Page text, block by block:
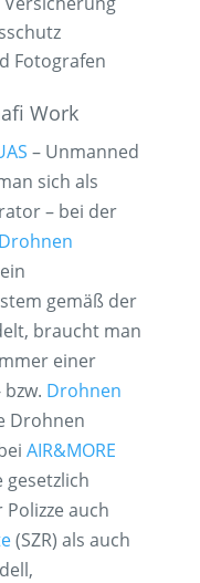
Fotografen
Work
– Unmanned
sich als
– bei der
Drohnen
gemäß der
braucht man
einer
Drohnen
Drohnen
AIR&MORE
gesetzlich
auch
(SZR) als auch